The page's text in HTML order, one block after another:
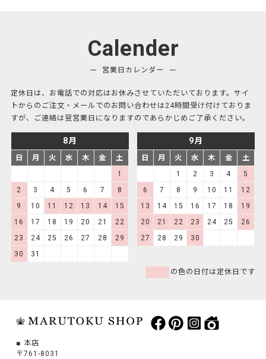
Calender
営業日カレンダー
定休日は、お電話での対応はお休みさせていただいております。サイ
トからのご注文・メールでのお問い合わせは24時間受け付けておりま
すが、ご連絡は翌営業日になりますのであらかじめご了承ください。
8月
日 月 火 水 木 金
土
1
2
3 4 5 6 7
8
9
10 11 12 13 14
15
16
17 18 19 20 21
22
23
24 25 26 27 28
29
30
31
9月
日 月 火 水 木 金
土
1
2 3 4
5
6
7 8 9 10 11
12
13
14 15 16 17 18
19
20
21 22 23 24 25
26
27
28 29 30
の色の日付は定休日です
本店
〒761-8031